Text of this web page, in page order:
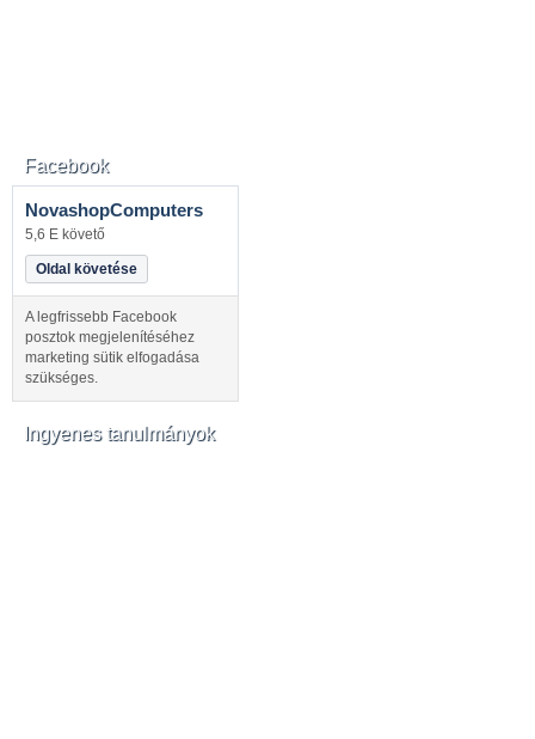
Facebook
NovashopComputers
5,6 E követő
Oldal követése
A legfrissebb Facebook
posztok megjelenítéséhez
marketing sütik elfogadása
szükséges.
Ingyenes tanulmányok